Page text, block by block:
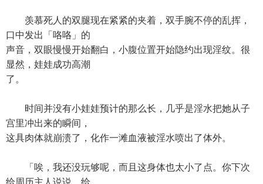
羡慕死人的双腿现在紧紧的夹着，双手腕不停的乱挥，
口中发出「咯咯」的
声音，双眼慢慢开始翻白，小腹位置开始隐约出现淫纹。很
显然，娃娃成功高潮
了。
时间并没有小娃娃预计的那么长，几乎是淫水把她从子
宫里冲出来的瞬间，
这具肉体就崩溃了，化作一滩血液被淫水喷出了体外。
「唉，我还没玩够呢，而且这身体也太小了点。你下次
给周历主人说说，给